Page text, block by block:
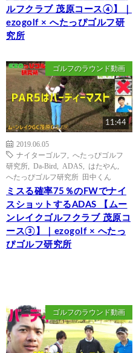
ルフクラブ 茂原コース④】｜
ezogolf × へたっぴゴルフ研
究所
ゴルフのラウンド動画
11:44
2019.06.05
ナイターゴルフ
へたっぴゴルフ
研究所
Da-Bird ADAS はたやん
へたっぴゴルフ研究所 田中くん
ミスる確率75％のFWでナイ
スショットするADAS 【ムー
ンレイクゴルフクラブ 茂原コ
ース③】｜ezogolf × へたっ
ぴゴルフ研究所
ゴルフのラウンド動画